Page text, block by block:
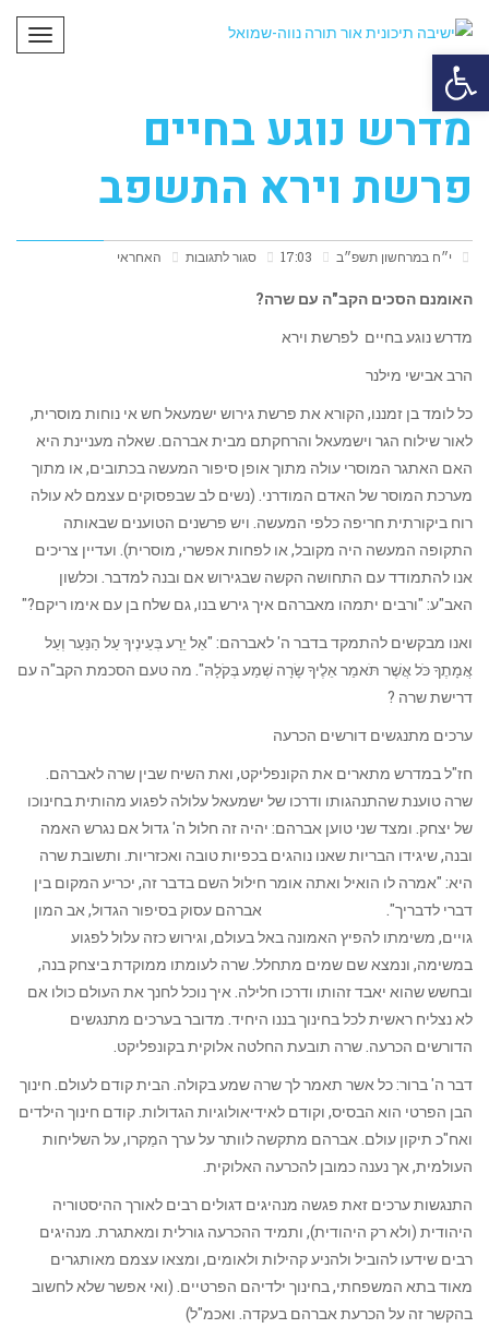
פתח סרגל נגישות
מדרש נוגע בחיים
פרשת וירא התשפב
י״ח במרחשון תשפ״ב סגור לתגובות האחראי
האומנם הסכים הקב"ה עם שרה?
מדרש נוגע בחיים לפרשת וירא
הרב אבישי מילנר
כל לומד בן זמננו, הקורא את פרשת גירוש ישמעאל חש אי נוחות מוסרית,
לאור שילוח הגר וישמעאל והרחקתם מבית אברהם. שאלה מעניינת היא
האם האתגר המוסרי עולה מתוך אופן סיפור המעשה בכתובים, או מתוך
מערכת המוסר של האדם המודרני. (נשים לב שבפסוקים עצמם לא עולה
רוח ביקורתית חריפה כלפי המעשה. ויש פרשנים הטוענים שבאותה
התקופה המעשה היה מקובל, או לפחות אפשרי, מוסרית). ועדיין צריכים
אנו להתמודד עם התחושה הקשה שבגירוש אם ובנה למדבר. וכלשון
האב"ע: "ורבים יתמהו מאברהם איך גירש בנו, גם שלח בן עם אימו ריקם?"
ואנו מבקשים להתמקד בדבר ה' לאברהם: "אַל יֵרַע בְּעֵינֶיךָ עַל הַנַּעַר וְעַל
אֲמָתֶךָ כֹּל אֲשֶׁר תֹּאמַר אֵלֶיךָ שָׂרָה שְׁמַע בְּקֹלָהּ". מה טעם הסכמת הקב"ה עם
דרישת שרה ?
ערכים מתנגשים דורשים הכרעה
חז"ל במדרש מתארים את הקונפליקט, ואת השיח שבין שרה לאברהם.
שרה טוענת שהתנהגותו ודרכו של ישמעאל עלולה לפגוע מהותית בחינוכו
של יצחק. ומצד שני טוען אברהם: יהיה זה חלול ה' גדול אם נגרש האמה
ובנה, שיגידו הבריות שאנו נוהגים בכפיות טובה ואכזריות. ותשובת שרה
היא: "אמרה לו הואיל ואתה אומר חילול השם בדבר זה, יכריע המקום בין
דברי לדבריך". אברהם עסוק בסיפור הגדול, אב המון
גויים, משימתו להפיץ האמונה באל בעולם, וגירוש כזה עלול לפגוע
במשימה, ונמצא שם שמים מתחלל. שרה לעומתו ממוקדת ביצחק בנה,
ובחשש שהוא יאבד זהותו ודרכו חלילה. איך נוכל לחנך את העולם כולו אם
לא נצליח ראשית לכל בחינוך בננו היחיד. מדובר בערכים מתנגשים
הדורשים הכרעה. שרה תובעת החלטה אלוקית בקונפליקט.
דבר ה' ברור: כל אשר תאמר לך שרה שמע בקולה. הבית קודם לעולם. חינוך
הבן הפרטי הוא הבסיס, וקודם לאידיאולוגיות הגדולות. קודם חינוך הילדים
ואח"כ תיקון עולם. אברהם מתקשה לוותר על ערך המַקרו, על השליחות
העולמית, אך נענה כמובן להכרעה האלוקית.
התנגשות ערכים זאת פגשה מנהיגים דגולים רבים לאורך ההיסטוריה
היהודית (ולא רק היהודית), ותמיד ההכרעה גורלית ומאתגרת. מנהיגים
רבים שידעו להוביל ולהניע קהילות ולאומים, ומצאו עצמם מאותגרים
מאוד בתא המשפחתי, בחינוך ילדיהם הפרטיים. (ואי אפשר שלא לחשוב
בהקשר זה על הכרעת אברהם בעקדה. ואכמ"ל)